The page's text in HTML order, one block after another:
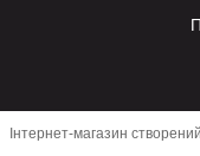
Інтернет-магазин